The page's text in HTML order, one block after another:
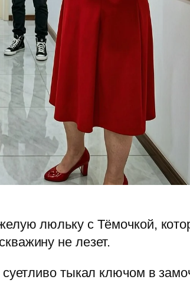
люльку с Тёмочкой,
не лезет.
тыкал ключом в